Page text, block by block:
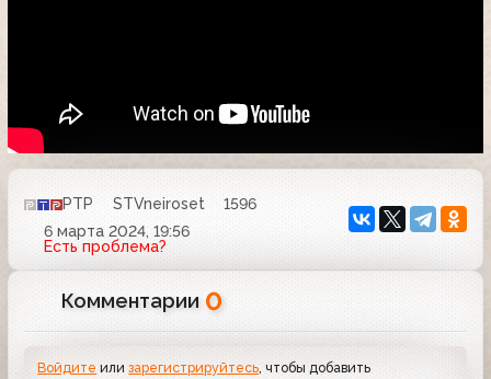
РТР STVneiroset
1596
6 марта 2024, 19:56
Есть проблема?
Комментарии 0
Войдите илизарегистрируйтесь , чтобы добавить